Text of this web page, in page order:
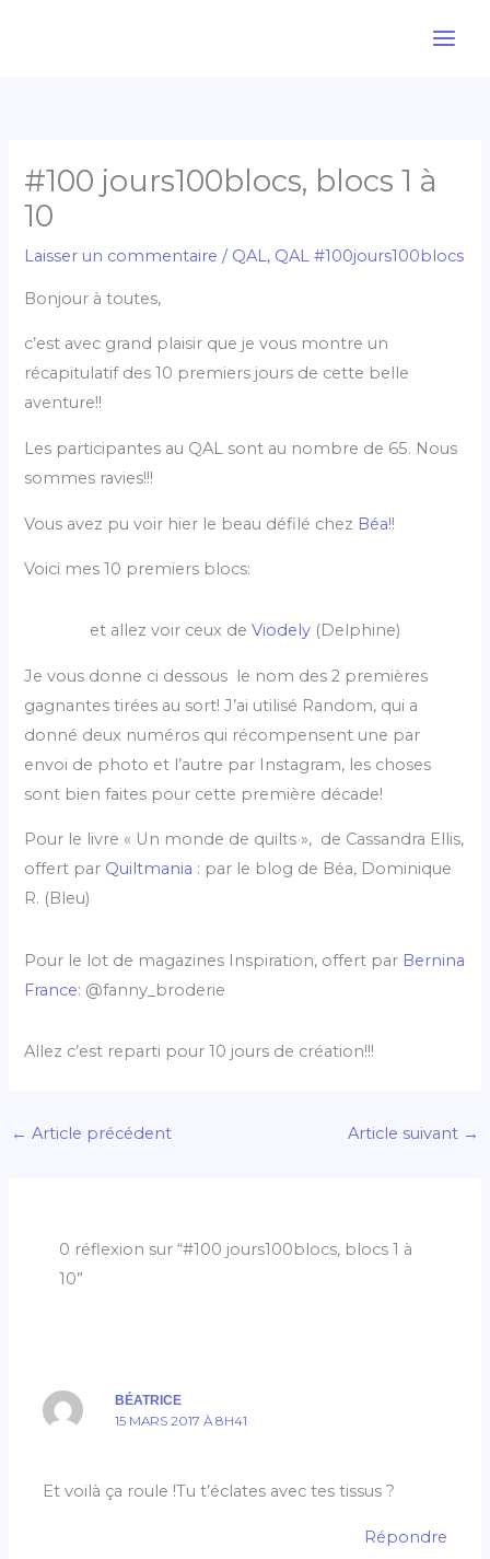
#100 jours100blocs, blocs 1 à
10
Laisser un commentaire / QAL, QAL #100jours100blocs
Bonjour à toutes,
c’est avec grand plaisir que je vous montre un
récapitulatif des 10 premiers jours de cette belle
aventure!!
Les participantes au QAL sont au nombre de 65. Nous
sommes ravies!!!
Vous avez pu voir hier le beau défilé chez Béa!!
Voici mes 10 premiers blocs:
et allez voir ceux de Viodely (Delphine)
Je vous donne ci dessous le nom des 2 premières
gagnantes tirées au sort! J’ai utilisé Random, qui a
donné deux numéros qui récompensent une par
envoi de photo et l’autre par Instagram, les choses
sont bien faites pour cette première décade!
Pour le livre « Un monde de quilts », de Cassandra Ellis,
offert par Quiltmania : par le blog de Béa, Dominique
R. (Bleu)
Pour le lot de magazines Inspiration, offert par Bernina
France: @fanny_broderie
Allez c’est reparti pour 10 jours de création!!!
← Article précédent Article suivant →
0 réflexion sur “#100 jours100blocs, blocs 1 à
10”
BÉATRICE
15 MARS 2017 À 8H41
Et voilà ça roule !Tu t’éclates avec tes tissus ?
Répondre